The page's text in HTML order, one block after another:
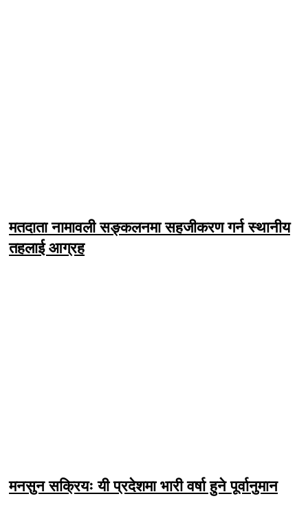
मतदाता नामावली सङ्कलनमा सहजीकरण गर्न स्थानीय
तहलाई आग्रह
मनसुन सक्रियः यी प्रदेशमा भारी वर्षा हुने पूर्वानुमान